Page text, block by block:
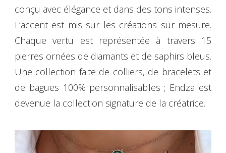
conçu avec élégance et dans des tons intenses.
L’accent est mis sur les créations sur mesure.
Chaque vertu est représentée à travers 15
pierres ornées de diamants et de saphirs bleus.
Une collection faite de colliers, de bracelets et
de bagues 100% personnalisables ; Endza est
devenue la collection signature de la créatrice.